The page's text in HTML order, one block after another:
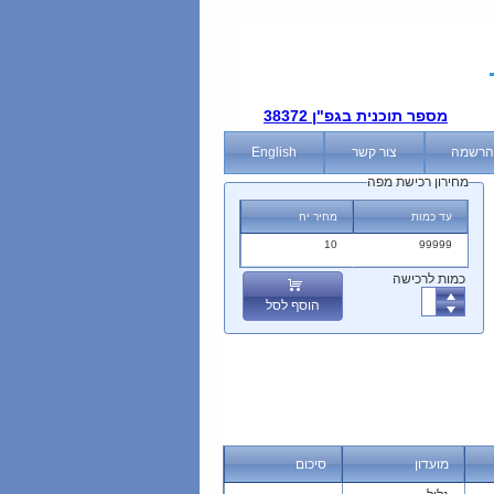
מספר תוכנית בגפ"ן 38372
הרשמה צור קשר
English
מחירון רכישת מפה
עד כמות מחיר יח
99999
10
כמות לרכישה
הוסף לסל
מועדון
סיכום